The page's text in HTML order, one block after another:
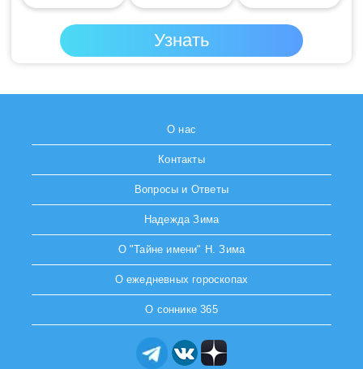
О нас
Контакты
Вопросы и Ответы
Надежда Зима
О "Тайне имени" Н. Зима
О ежедневных гороскопах
О соннике 365